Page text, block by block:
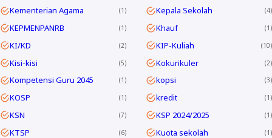
Kementerian Agama 1 Kepala Sekolah 4
KEPMENPANRB 1 Khauf 1
KI/KD 2 KIP-Kuliah 10
Kisi-kisi 5 Kokurikuler 2
Kompetensi Guru 2045 1 kopsi 3
KOSP 1 kredit 1
KSN 7 KSP 2024/2025 1
KTSP 6 Kuota sekolah 1